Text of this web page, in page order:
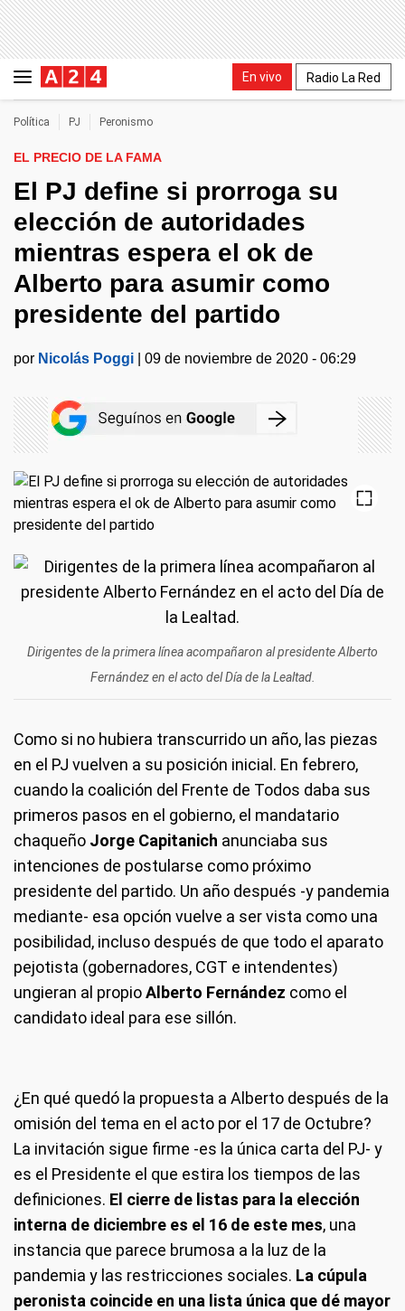
En vivo Radio La Red
Política PJ Peronismo
EL PRECIO DE LA FAMA
El PJ define si prorroga su
elección de autoridades
mientras espera el ok de
Alberto para asumir como
presidente del partido
por Nicolás Poggi 09 de noviembre de 2020 - 06:29
Dirigentes de la primera línea acompañaron al presidente Alberto
Fernández en el acto del Día de la Lealtad.
Como si no hubiera transcurrido un año, las piezas
en el PJ vuelven a su posición inicial. En febrero,
cuando la coalición del Frente de Todos daba sus
primeros pasos en el gobierno, el mandatario
chaqueño Jorge Capitanich anunciaba sus
intenciones de postularse como próximo
presidente del partido. Un año después -y pandemia
mediante- esa opción vuelve a ser vista como una
posibilidad, incluso después de que todo el aparato
pejotista (gobernadores, CGT e intendentes)
ungieran al propioAlberto Fernández como el
candidato ideal para ese sillón.
¿En qué quedó la propuesta a Alberto después de la
omisión del tema en el acto por el 17 de Octubre?
La invitación sigue firme -es la única carta del PJ- y
es el Presidente el que estira los tiempos de las
definiciones. El cierre de listas para la elección
interna de diciembre es el 16 de este mes, una
instancia que parece brumosa a la luz de la
pandemia y las restricciones sociales. La cúpula
peronista coincide en una lista única que dé mayor